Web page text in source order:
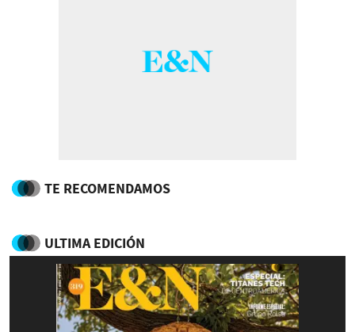
TE RECOMENDAMOS
ULTIMA EDICIÓN